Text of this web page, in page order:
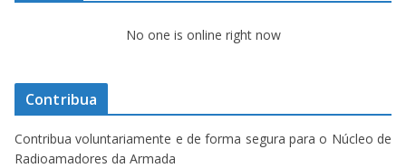
No one is online right now
Contribua
Contribua voluntariamente e de forma segura para o Núcleo de
Radioamadores da Armada